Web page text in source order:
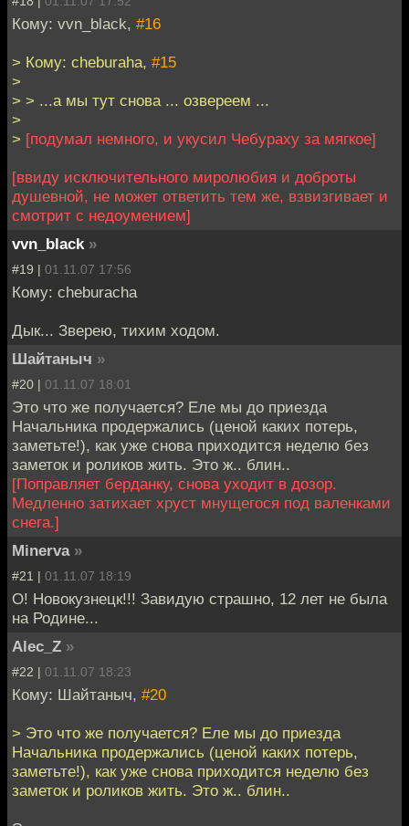
Кому: vvn_black, #16
> Кому: cheburaha, #15
>
> > ...а мы тут снова ... озвереем ...
>
> [подумал немного, и укусил Чебураху за мягкое]
[ввиду исключительного миролюбия и доброты
душевной, не может ответить тем же, взвизгивает и
смотрит с недоумением]
vvn_black »
#19 | 01.11.07 17:56
Кому: cheburacha
Дык... Зверею, тихим ходом.
Шайтаныч »
#20 | 01.11.07 18:01
Это что же получается? Еле мы до приезда
Начальника продержались (ценой каких потерь,
заметьте!), как уже снова приходится неделю без
заметок и роликов жить. Это ж.. блин..
[Поправляет берданку, снова уходит в дозор.
Медленно затихает хруст мнущегося под валенками
снега.]
Minerva »
#21 | 01.11.07 18:19
О! Новокузнецк!!! Завидую страшно, 12 лет не была
на Родине...
Alec_Z »
#22 | 01.11.07 18:23
Кому: Шайтаныч, #20
> Это что же получается? Еле мы до приезда
Начальника продержались (ценой каких потерь,
заметьте!), как уже снова приходится неделю без
заметок и роликов жить. Это ж.. блин..